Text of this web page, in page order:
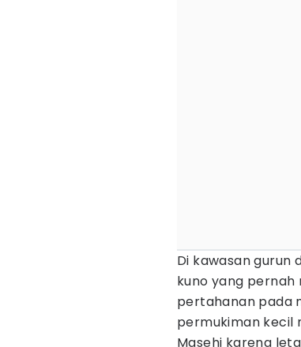
Di kawasan gurun
kuno yang pernah
pertahanan pada
permukiman kecil
Masehi karena